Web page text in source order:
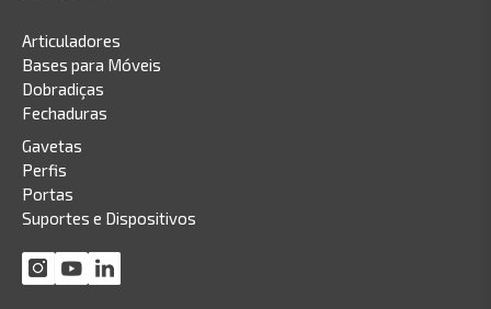
Articuladores
Bases para Móveis
Dobradiças
Fechaduras
Gavetas
Perfis
Portas
Suportes e Dispositivos